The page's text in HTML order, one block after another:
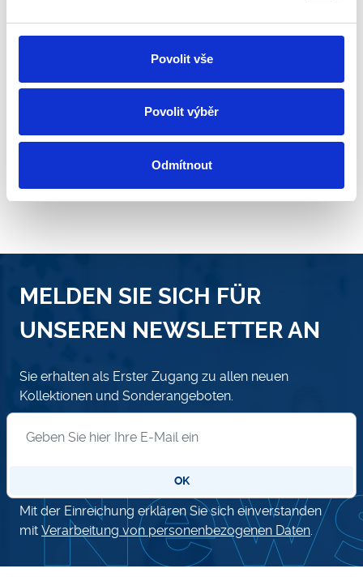
Povolit vše
Povolit výběr
Odmítnout
MELDEN SIE SICH FÜR
UNSEREN NEWSLETTER AN
Sie erhalten als Erster Zugang zu allen neuen
Kollektionen und Sonderangeboten.
OK
Mit der Einreichung erklären Sie sich einverstanden
mit Verarbeitung von personenbezogenen Daten.